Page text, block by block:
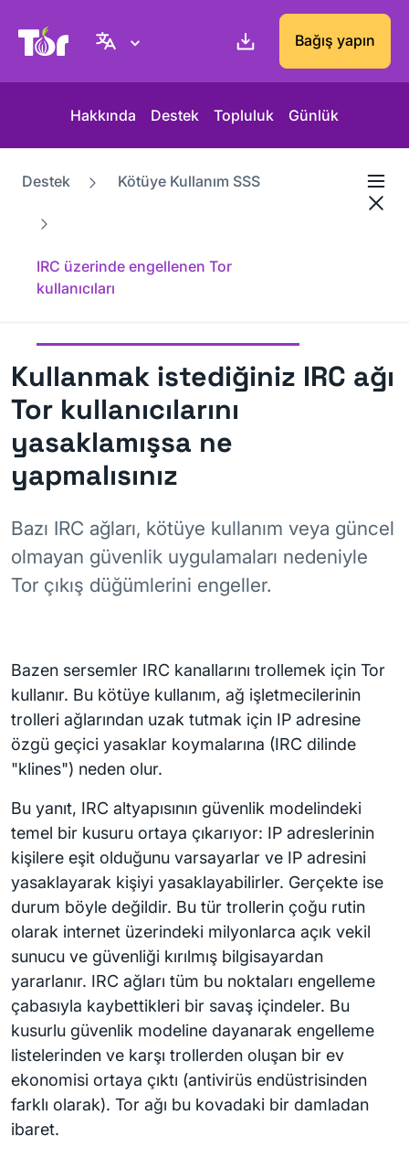
Tor Project sitesi Bağış yapın
Hakkında Destek Topluluk Günlük
Destek Kötüye Kullanım SSS
IRC üzerinde engellenen Tor
kullanıcıları
Kullanmak istediğiniz IRC ağı
Tor kullanıcılarını
yasaklamışsa ne
yapmalısınız
Bazı IRC ağları, kötüye kullanım veya güncel
olmayan güvenlik uygulamaları nedeniyle
Tor çıkış düğümlerini engeller.
Bazen sersemler IRC kanallarını trollemek için Tor
kullanır. Bu kötüye kullanım, ağ işletmecilerinin
trolleri ağlarından uzak tutmak için IP adresine
özgü geçici yasaklar koymalarına (IRC dilinde
"klines") neden olur.
Bu yanıt, IRC altyapısının güvenlik modelindeki
temel bir kusuru ortaya çıkarıyor: IP adreslerinin
kişilere eşit olduğunu varsayarlar ve IP adresini
yasaklayarak kişiyi yasaklayabilirler. Gerçekte ise
durum böyle değildir. Bu tür trollerin çoğu rutin
olarak internet üzerindeki milyonlarca açık vekil
sunucu ve güvenliği kırılmış bilgisayardan
yararlanır. IRC ağları tüm bu noktaları engelleme
çabasıyla kaybettikleri bir savaş içindeler. Bu
kusurlu güvenlik modeline dayanarak engelleme
listelerinden ve karşı trollerden oluşan bir ev
ekonomisi ortaya çıktı (antivirüs endüstrisinden
farklı olarak). Tor ağı bu kovadaki bir damladan
ibaret.